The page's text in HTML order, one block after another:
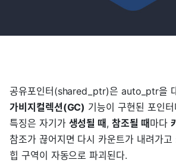
공유포인터(shared_ptr)은 auto_ptr을
가비지컬렉션(GC) 기능이 구현된 포인
특징은 자기가 생성될 때 ,참조될 때 마다
참조가 끊어지면 다시 카운트가 내려가
힙 구역이 자동으로 파괴된다.